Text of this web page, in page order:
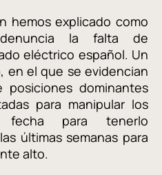
hemos explicado como
la falta de
eléctrico español. Un
en el que se evidencian
dominantes
para manipular los
para tenerlo
últimas semanas para
alto.